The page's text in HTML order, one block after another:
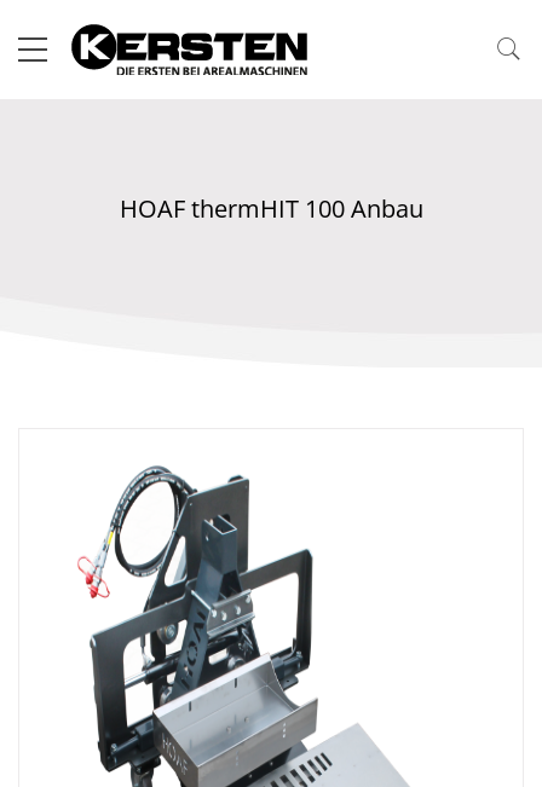
HOAF thermHIT 100 Anbau